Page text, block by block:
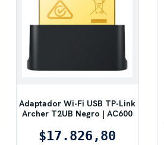
Adaptador Wi-Fi USB TP-Link
Archer T2UB Negro | AC600
$17.826,80